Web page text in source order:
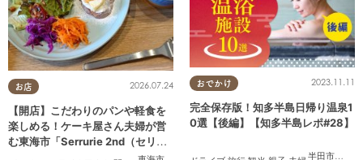
お店 2026.07.24
【開店】こだわりのパンや軽食を
楽しめる！ケーキ屋さん夫婦が営
む東海市「Serrurie 2nd（セリュ
リエ セカンド）」6/29(月)テスト
おでかけ
半田市
,常滑
2023.11.11
完全保存版！知多半島日帰り温泉1
0選【後編】【知多半島レポ#28】